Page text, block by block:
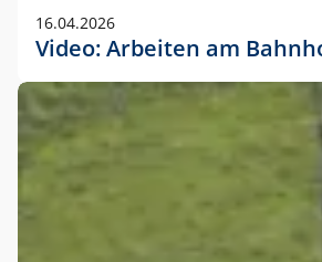
16.04.2026
Video: Arbeiten am